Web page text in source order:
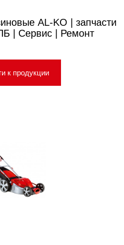
AL-KO | запчасти
| Сервис | Ремонт
к продукции